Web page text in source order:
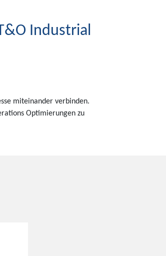
Industrial
miteinander verbinden.
Optimierungen zu